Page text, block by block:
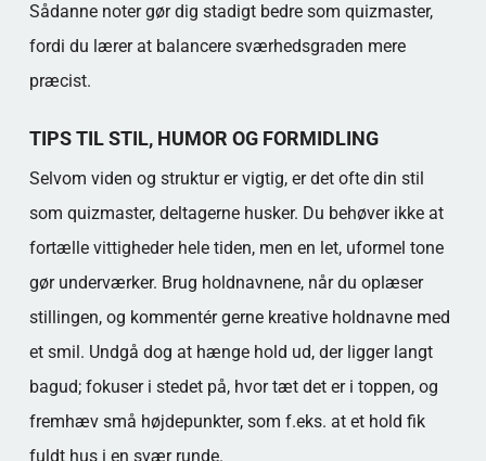
Sådanne noter gør dig stadigt bedre som quizmaster,
fordi du lærer at balancere sværhedsgraden mere
præcist.
TIPS TIL STIL, HUMOR OG FORMIDLING
Selvom viden og struktur er vigtig, er det ofte din stil
som quizmaster, deltagerne husker. Du behøver ikke at
fortælle vittigheder hele tiden, men en let, uformel tone
gør underværker. Brug holdnavnene, når du oplæser
stillingen, og kommentér gerne kreative holdnavne med
et smil. Undgå dog at hænge hold ud, der ligger langt
bagud; fokuser i stedet på, hvor tæt det er i toppen, og
fremhæv små højdepunkter, som f.eks. at et hold fik
fuldt hus i en svær runde.